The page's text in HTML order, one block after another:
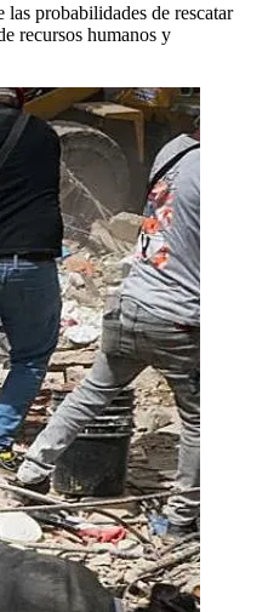
las probabilidades de rescatar
recursos humanos y